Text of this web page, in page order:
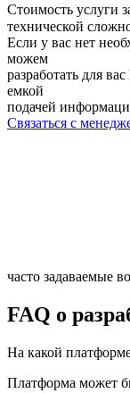
Стоимость услуги
технической
Если у вас нет
можем
разработать для
емкой
подачей
Связаться с
часто задаваемые
FAQ о
На какой
Платформа может